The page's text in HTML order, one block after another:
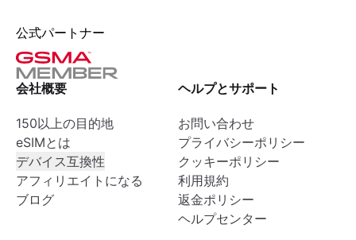
公式パートナー
会社概要
150以上の目的地
eSIMとは
デバイス互換性
アフィリエイトになる
ブログ
ヘルプとサポート
お問い合わせ
プライバシーポリシー
クッキーポリシー
利用規約
返金ポリシー
ヘルプセンター